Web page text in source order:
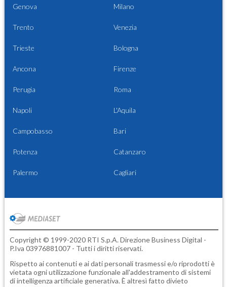
Genova Milano
Trento Venezia
Trieste Bologna
Ancona Firenze
Perugia Roma
Napoli L'Aquila
Campobasso Bari
Potenza Catanzaro
Palermo Cagliari
Copyright © 1999-2020 RTI S.p.A. Direzione Business Digital -
P.Iva 03976881007 - Tutti i diritti riservati.
Rispetto ai contenuti e ai dati personali trasmessi e/o riprodotti è
vietata ogni utilizzazione funzionale all'addestramento di sistemi
di intelligenza artificiale generativa. È altresì fatto divieto